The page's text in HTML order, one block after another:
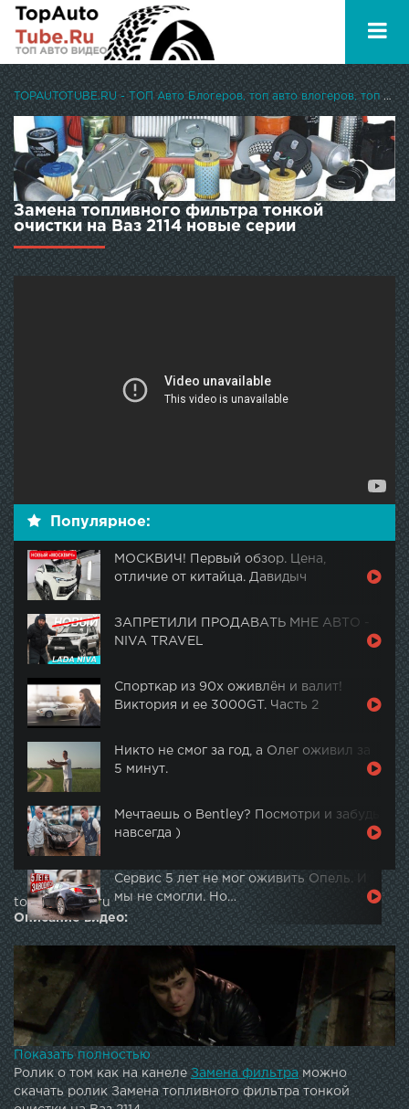
TOPAUTOTUBE.RU - ТОП Авто Блогеров, топ авто влогеров, топ авто ютуберов
Замена топливного фильтра тонкой
очистки на Ваз 2114 новые серии
Популярное:
МОСКВИЧ! Первый обзор. Цена,
отличие от китайца. Давидыч
ЗАПРЕТИЛИ ПРОДАВАТЬ МНЕ АВТО -
NIVA TRAVEL
Спорткар из 90х оживлён и валит!
Виктория и ее 3000GT. Часть 2
Никто не смог за год, а Олег оживил за
5 минут.
Мечтаешь о Bentley? Посмотри и забудь
навсегда )
Сервис 5 лет не мог оживить Опель. И
мы не смогли. Но…
topautotube.ru
Описание видео:
Показать полностью
Ролик о том как на канеле Замена фильтра можно
скачать ролик Замена топливного фильтра тонкой